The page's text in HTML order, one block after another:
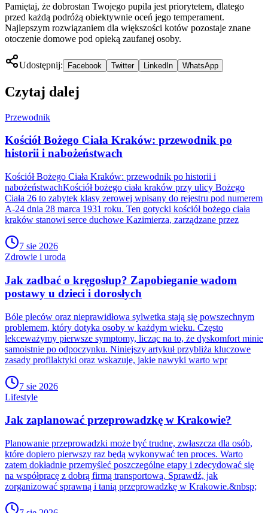
Pamiętaj, że dobrostan Twojego pupila jest priorytetem, dlatego
przed każdą podróżą obiektywnie oceń jego temperament.
Najlepszym rozwiązaniem dla większości kotów pozostaje znane
otoczenie domowe pod opieką zaufanej osoby.
Udostępnij: Facebook Twitter LinkedIn WhatsApp
Czytaj dalej
Przewodnik
Kościół Bożego Ciała Kraków: przewodnik po
historii i nabożeństwach
Kościół Bożego Ciała Kraków: przewodnik po historii i
nabożeństwachKościół bożego ciała kraków przy ulicy Bożego
Ciała 26 to zabytek klasy zerowej wpisany do rejestru pod numerem
A-24 dnia 28 marca 1931 roku. Ten gotycki kościół bożego ciała
kraków stanowi serce duchowe Kazimierza, zarządzane przez
7 sie 2026
Zdrowie i uroda
Jak zadbać o kręgosłup? Zapobieganie wadom
postawy u dzieci i dorosłych
Bóle pleców oraz nieprawidłowa sylwetka stają się powszechnym
problemem, który dotyka osoby w każdym wieku. Często
lekceważymy pierwsze symptomy, licząc na to, że dyskomfort minie
samoistnie po odpoczynku. Niniejszy artykuł przybliża kluczowe
zasady profilaktyki oraz wskazuje, jakie nawyki warto wpr
7 sie 2026
Lifestyle
Jak zaplanować przeprowadzkę w Krakowie?
Planowanie przeprowadzki może być trudne, zwłaszcza dla osób,
które dopiero pierwszy raz będą wykonywać ten proces. Warto
zatem dokładnie przemyśleć poszczególne etapy i zdecydować się
na współpracę z dobrą firmą transportową. Sprawdź, jak
zorganizować sprawną i tanią przeprowadzkę w Krakowie.&nbsp;